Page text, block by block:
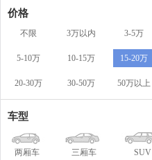
价格
不限 3万以内 3-5万
5-10万 10-15万 15-20万
20-30万 30-50万 50万以上
车型
两厢车 三厢车 SUV